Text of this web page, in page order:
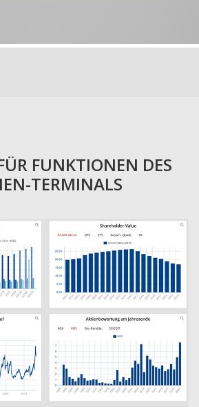
FUNKTIONEN DES
TERMINALS